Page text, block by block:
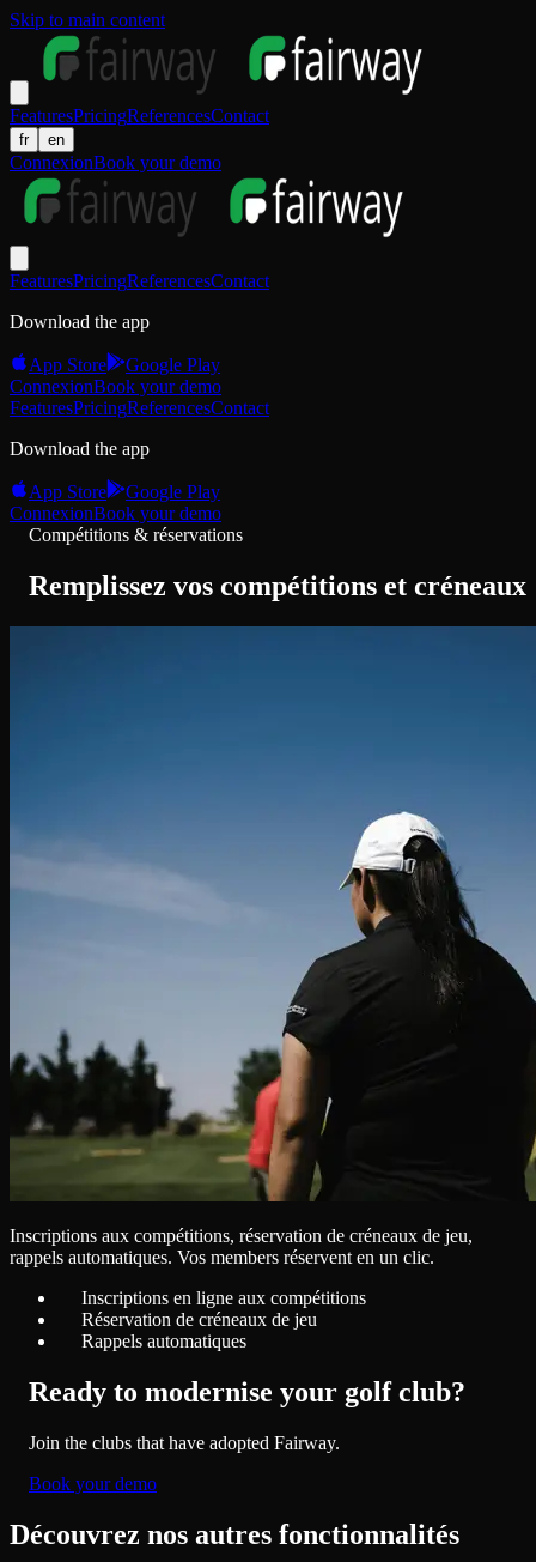
Skip to main content
FeaturesPricingReferencesContact
fr en
ConnexionBook your demo
FeaturesPricingReferencesContact
Download the app
App Store
Google Play
ConnexionBook your demo
FeaturesPricingReferencesContact
Download the app
App Store
Google Play
ConnexionBook your demo
Compétitions & réservations
Remplissez vos compétitions et créneaux
Inscriptions aux compétitions, réservation de créneaux de jeu,
rappels automatiques. Vos members réservent en un clic.
Inscriptions en ligne aux compétitions
Réservation de créneaux de jeu
Rappels automatiques
Ready to modernise your golf club?
Join the clubs that have adopted Fairway.
Book your demo
Découvrez nos autres fonctionnalités